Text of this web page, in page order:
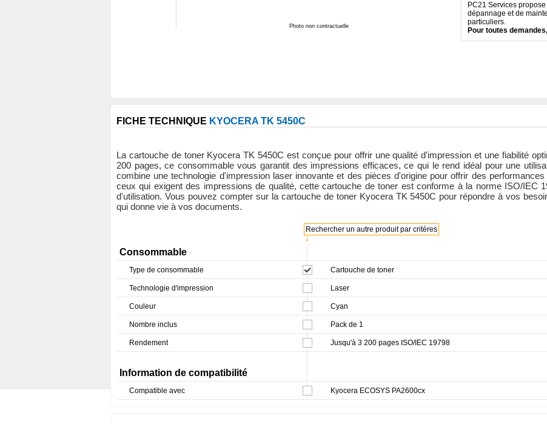
Photo non contractuelle
PC21 Services
dépannage et de
particuliers.
Pour toutes
FICHE TECHNIQUE KYOCERA TK 5450C
La cartouche de toner Kyocera TK 5450C est conçue pour offrir une qualité d'impression et une fiabilité
200 pages, ce consommable vous garantit des impressions efficaces, ce qui le rend idéal pour une
combine une technologie d'impression laser innovante et des pièces d'origine pour offrir des
ceux qui exigent des impressions de qualité, cette cartouche de toner est conforme à la norme ISO/IEC
d'utilisation. Vous pouvez compter sur la cartouche de toner Kyocera TK 5450C pour répondre à vos
qui donne vie à vos documents.
↓
Rechercher un autre produit par critères
Consommable
Type de consommable Cartouche de toner
Technologie d'impression Laser
Couleur Cyan
Nombre inclus Pack de 1
Rendement Jusqu'à 3 200 pages ISO/IEC 19798
Information de compatibilité
Compatible avec Kyocera ECOSYS PA2600cx